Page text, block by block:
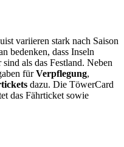
variieren stark nach Saison
bedenken, dass Inseln
als das Festland. Neben
fürVerpflegung,
dazu. Die TöwerCard
das Fährticket sowie